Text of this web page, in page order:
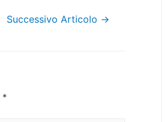
Successivo Articolo →
*